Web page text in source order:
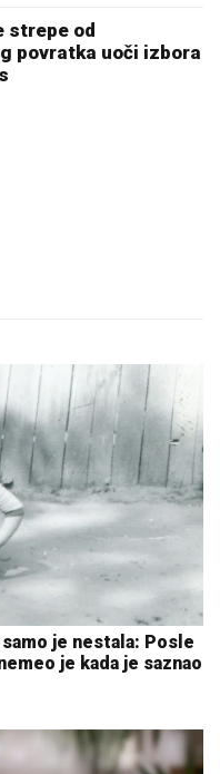
strepe od
povratka uoči izbora
je nestala: Posle
je kada je saznao